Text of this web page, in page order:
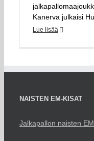
Kanerva julkaisi
Lue lisää
NAISTEN EM-KISAT
Jalkapallon naisten